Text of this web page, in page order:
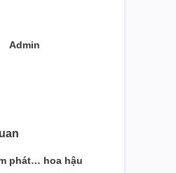
Admin
phát… hoa hậu